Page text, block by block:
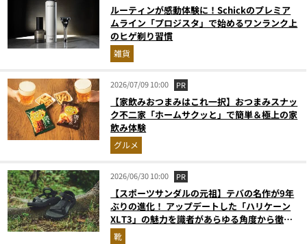
ルーティンが感動体験に！Schickのプレミア
ムライン「プロジスタ」で始めるワンランク上
のヒゲ剃り習慣
雑貨
2026/07/09 10:00 PR
【家飲みおつまみはこれ一択】おつまみスナッ
ク不二家「ホームサクッと」で簡単＆極上の家
飲み体験
グルメ
2026/06/30 10:00 PR
【スポーツサンダルの元祖】テバの名作が9年
ぶりの進化！ アップデートした「ハリケーン
XLT3」の魅力を識者があらゆる角度から徹底
解説！
靴